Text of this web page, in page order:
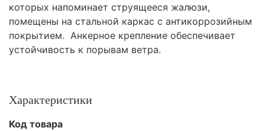
которых напоминает струящееся жалюзи,
помещены на стальной каркас с антикоррозийным
покрытием. Анкерное крепление обеспечивает
устойчивость к порывам ветра.
Характеристики
Код товара